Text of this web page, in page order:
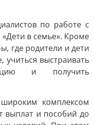
по работе с
в семье». Кроме
где родители и дети
учиться выстраивать
и получить
комплексом
выплат и пособий до